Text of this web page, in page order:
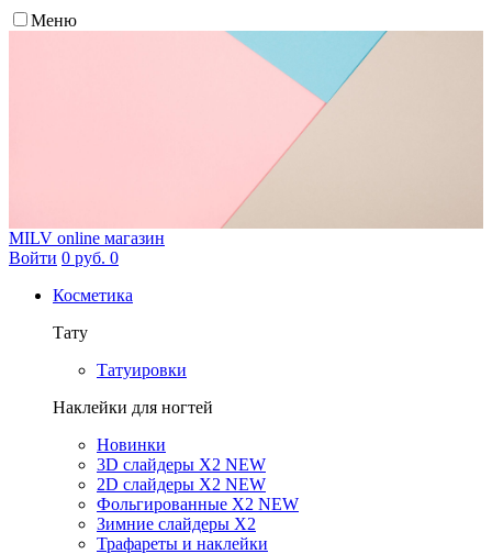
Меню
MILV online магазин
Войти 0 руб. 0
Косметика
Тату
Татуировки
Наклейки для ногтей
Новинки
3D слайдеры X2 NEW
2D слайдеры X2 NEW
Фольгированные X2 NEW
Зимние слайдеры Х2
Трафареты и наклейки